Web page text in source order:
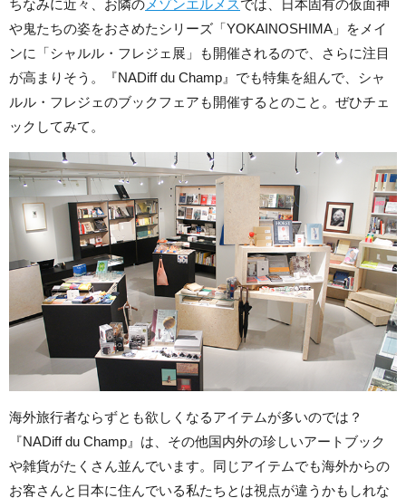
ちなみに近々、お隣の メゾンエルメスでは、日本固有の仮面神
や鬼たちの姿をおさめたシリーズ「YOKAINOSHIMA」をメイ
ンに「シャルル・フレジェ展」も開催されるので、さらに注目
が高まりそう。『NADiff du Champ』でも特集を組んで、シャ
ルル・フレジェのブックフェアも開催するとのこと。ぜひチェ
ックしてみて。
海外旅行者ならずとも欲しくなるアイテムが多いのでは？
『NADiff du Champ』は、その他国内外の珍しいアートブック
や雑貨がたくさん並んでいます。同じアイテムでも海外からの
お客さんと日本に住んでいる私たちとは視点が違うかもしれな